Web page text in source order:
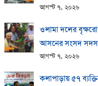
আগস্ট ৭, ২০২৬
ওলামা দলের
আসনের সংসদ
আগস্ট ৭, ২০২৬
কলাপাড়ায় ​৫৭